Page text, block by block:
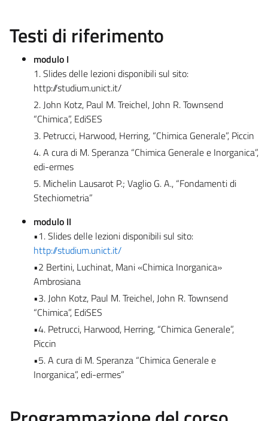
Testi di riferimento
modulo I
1. Slides delle lezioni disponibili sul sito:
http://studium.unict.it/
2. John Kotz, Paul M. Treichel, John R. Townsend
“Chimica”, EdiSES
3. Petrucci, Harwood, Herring, “Chimica Generale”, Piccin
4. A cura di M. Speranza “Chimica Generale e Inorganica”,
edi-ermes
5. Michelin Lausarot P.; Vaglio G. A., “Fondamenti di
Stechiometria”
modulo II
•1. Slides delle lezioni disponibili sul sito:
http://studium.unict.it/
•2 Bertini, Luchinat, Mani «Chimica Inorganica»
Ambrosiana
•3. John Kotz, Paul M. Treichel, John R. Townsend
“Chimica”, EdiSES
•4. Petrucci, Harwood, Herring, “Chimica Generale”,
Piccin
•5. A cura di M. Speranza “Chimica Generale e
Inorganica”, edi-ermes”